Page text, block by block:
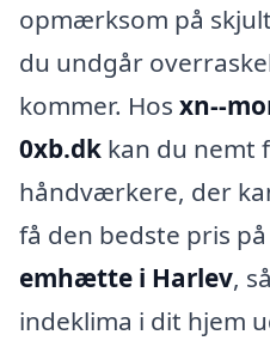
opmærksom på
du undgår
kommer. Hos xn--
0xb.dk kan du nemt
håndværkere, der
få den bedste pris på
emhætte i Harlev,
indeklima i dit hjem